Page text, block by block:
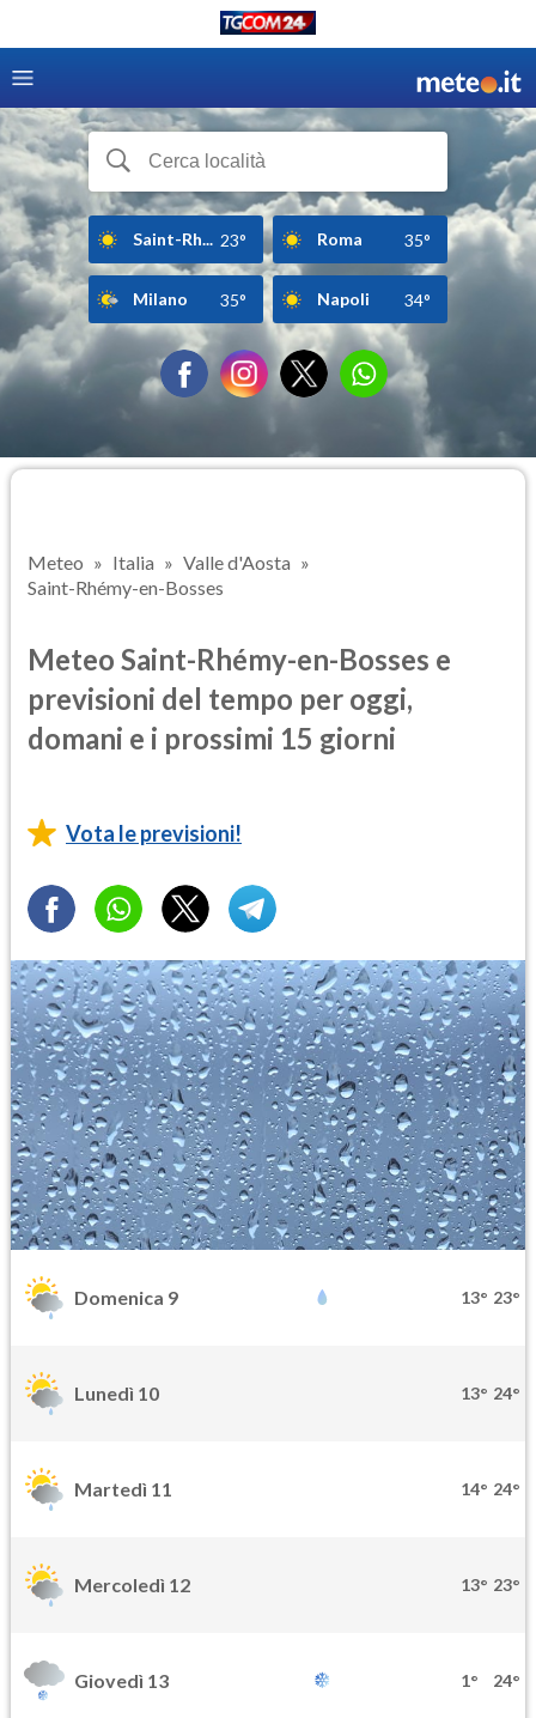
Saint-Rh... 23° Roma 35°
Milano 35° Napoli 34°
Meteo Italia
Valle d'Aosta
Saint-Rhémy-en-Bosses
Meteo Saint-Rhémy-en-Bosses e
previsioni del tempo per oggi,
domani e i prossimi 15 giorni
Vota le previsioni!
Domenica 9 13° 23°
Lunedì 10 13° 24°
Martedì 11 14° 24°
Mercoledì 12 13° 23°
Giovedì 13 1° 24°